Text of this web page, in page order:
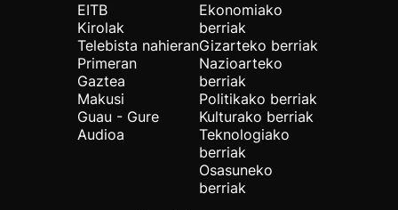
EITB
Kirolak
Telebista nahieran
Primeran
Gaztea
Makusi
Guau - Gure
Audioa
Ekonomiako
berriak
Gizarteko berriak
Nazioarteko
berriak
Politikako berriak
Kulturako berriak
Teknologiako
berriak
Osasuneko
berriak